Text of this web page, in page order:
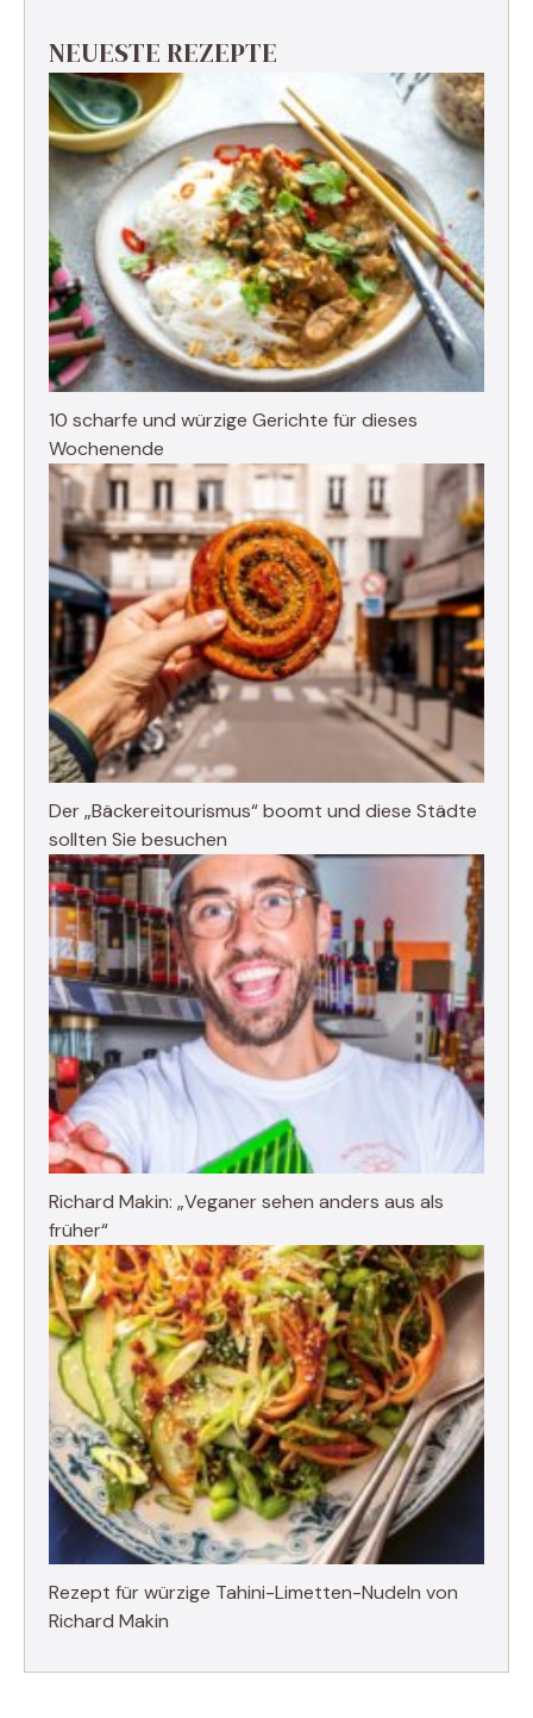
NEUESTE REZEPTE
10 scharfe und würzige Gerichte für dieses
Wochenende
Der „Bäckereitourismus“ boomt und diese Städte
sollten Sie besuchen
Richard Makin: „Veganer sehen anders aus als
früher“
Rezept für würzige Tahini-Limetten-Nudeln von
Richard Makin